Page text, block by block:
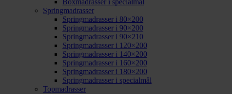
Boxmadrasser i specialmål
Springmadrasser
Springmadrasser i 80×200
Springmadrasser i 90×200
Springmadrasser i 90×210
Springmadrasser i 120×200
Springmadrasser i 140×200
Springmadrasser i 160×200
Springmadrasser i 180×200
Springmadrasser i specialmål
Topmadrasser